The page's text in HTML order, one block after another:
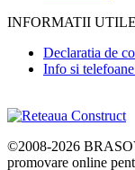
INFORMATII
Declaratia de
Info si
©2008-2026
promovare online